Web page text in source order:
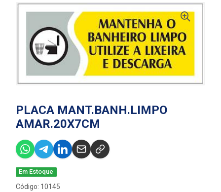
PLACA MANT.BANH.LIMPO
AMAR.20X7CM
Em Estoque
Código: 10145